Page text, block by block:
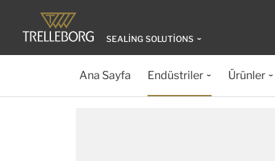
SEALING SOLUTIONS
Ana Sayfa Endüstriler Ürünler